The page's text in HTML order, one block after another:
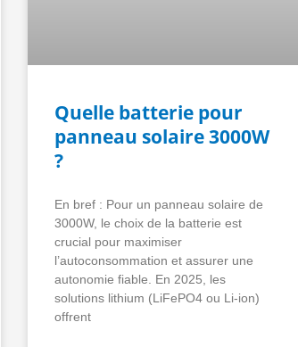
Quelle batterie pour
panneau solaire 3000W
?
En bref : Pour un panneau solaire de
3000W, le choix de la batterie est
crucial pour maximiser
l’autoconsommation et assurer une
autonomie fiable. En 2025, les
solutions lithium (LiFePO4 ou Li-ion)
offrent